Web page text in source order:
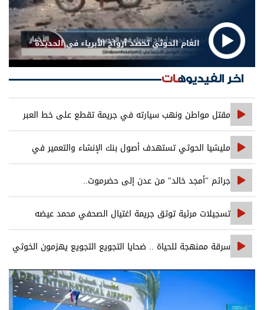
الغام الحوثي تحصد أرواح الأبرياء في الحديدة
اخر الفيديوهات
مقتل مواطن ونهب سيارته في جريمة تقطع على خط العبر
مليشيا الحوثي تستهدف أصول بنك الإنشاء والتعمير في
صنعاء
جرائم "أمجد خالد" من عدن إلى حضرموت..
تسجيلات مرئية توثق جريمة اغتيال الصحفي محمد عيضه
سرقة ممنهجة للحياة .. ضحايا التجويع التجويع يهزمون الخوثي